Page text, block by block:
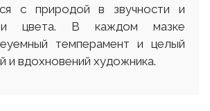
с природой в звучности и
цвета. В каждом мазке
темперамент и целый
и вдохновений художника.